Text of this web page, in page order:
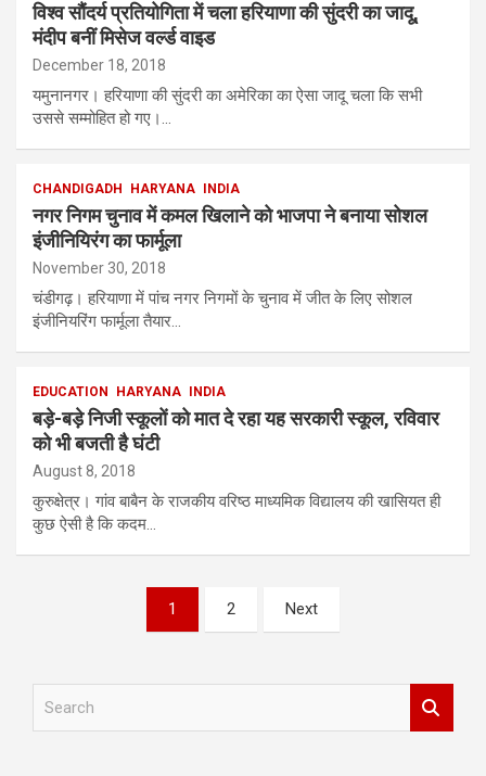
विश्व सौंदर्य प्रतियोगिता में चला हरियाणा की सुंदरी का जादू,
मंदीप बनीं मिसेज वर्ल्‍ड वाइड
December 18, 2018
यमुनानगर। हरियाणा की सुंदरी का अमेरिका का ऐसा जादू चला कि सभी
उससे सम्‍मोहित हो गए।…
CHANDIGADH HARYANA INDIA
नगर निगम चुनाव में कमल खिलाने को भाजपा ने बनाया सोशल
इंजीनियिरंग का फार्मूला
November 30, 2018
चंडीगढ़। ह‍रियाणा में पांच नगर निगमों के चुनाव में जीत के लिए सोशल
इंजीनिय‍रिंग फार्मूला तैयार…
EDUCATION HARYANA INDIA
बड़े-बड़े निजी स्कूलों को मात दे रहा यह सरकारी स्कूल, रविवार
को भी बजती है घंटी
August 8, 2018
कुरुक्षेत्र। गांव बाबैन के राजकीय वरिष्ठ माध्यमिक विद्यालय की खासियत ही
कुछ ऐसी है कि कदम…
1 2 Next